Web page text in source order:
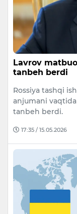
Lavrov
tanbeh berdi
Rossiya tashqi
anjumani
tanbeh berdi.
17:35 / 15.05.2026